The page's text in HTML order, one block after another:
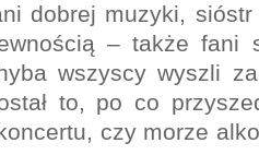
dobrej muzyki,
– także fani
wszyscy wyszli
to, po co
czy morze